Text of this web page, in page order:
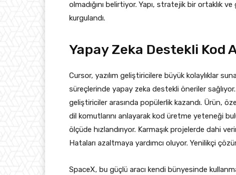
olmadığını belirtiyor. Yapı, stratejik bir ortaklık
kurgulandı.
Yapay Zeka Destekli Kod
Cursor, yazılım geliştiricilere büyük kolaylıklar
süreçlerinde yapay zeka destekli öneriler
geliştiriciler arasında popülerlik kazandı. Ürün,
dil komutlarını anlayarak kod üretme yeteneği
ölçüde hızlandırıyor. Karmaşık projelerde dahi
Hataları azaltmaya yardımcı oluyor. Yenilikçi
SpaceX, bu güçlü aracı kendi bünyesinde